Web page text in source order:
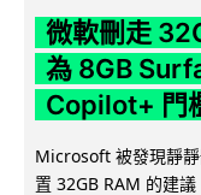
微軟刪走
為 8GB
Copilot+ 門
Microsoft 被發現靜
置 32GB RAM 的建